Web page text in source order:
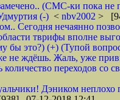
(СМС-ки пока
(-) < nbv2002 >
Сегодня нечаянно
тврифы вполне
бы это?) (+) (Тупой
не ждёшь. Жаль, уже
количество переходов
Дэником